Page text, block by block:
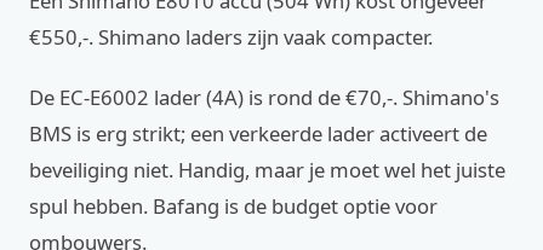
€550,-. Shimano laders zijn vaak compacter.
De EC-E6002 lader (4A) is rond de €70,-. Shimano's
BMS is erg strikt; een verkeerde lader activeert de
beveiliging niet. Handig, maar je moet wel het juiste
spul hebben. Bafang is de budget optie voor
ombouwers.